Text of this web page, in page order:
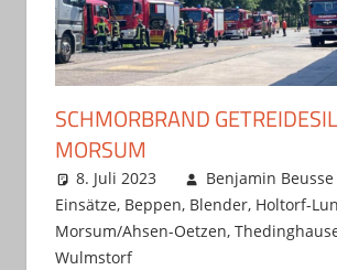
SCHMORBRAND
MORSUM
8. Juli 2023
Benjamin Beusse
Einsätze, Beppen, Blender, Holtorf-
Morsum/Ahsen-Oetzen,
Wulmstorf